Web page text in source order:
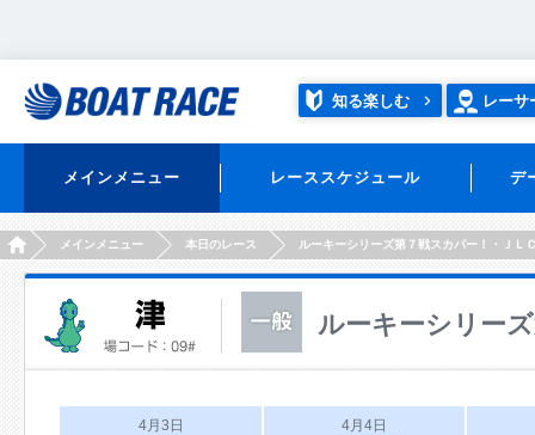
知る楽しむ レーサ
メインメニュー レーススケジュール デ
HOMEメインメニュー 本日のレース ルーキーシリーズ第７戦スカパー！・ＪＬ
ルーキーシリー
4月3日 4月4日